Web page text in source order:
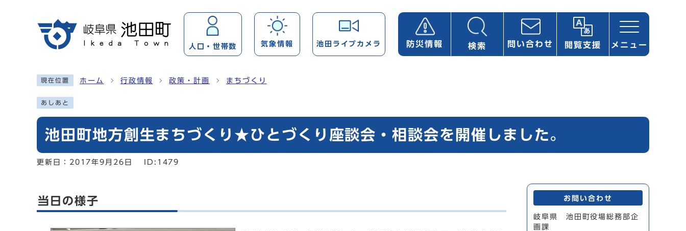
人口・世帯数 気象情報 池田ライブカメラ 防災情報 検索 問い合わせ 閲覧支援 メニュー
ここから本文です
現在位置 ホーム 行政情報 政策・計画 まちづくり
あしあと
池田町地方創生まちづくり★ひとづくり座談会・相談会を開催しました。
更新日： 2017年9月26日 ID:1479
当日の様子 お問い合わせ
岐阜県 池田町役場総務部企
画課